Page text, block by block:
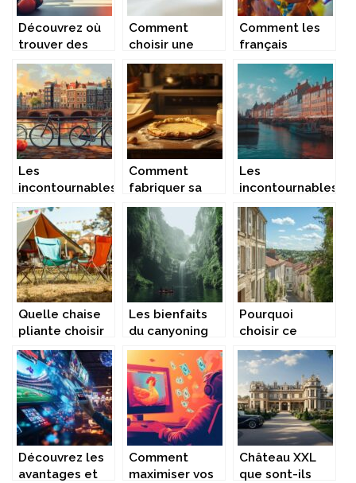
Découvrez où
trouver des
équipements
de boxe avec
une livraison
rapide
Comment
choisir une
chaîne en or
pour un
baptême :
guide pratique
Comment les
français
adorent gagner
de l’argent
grâce au
nouveau jeu de
penalty
Les
incontournables
pour découvrir
Amsterdam
lors de votre
prochaine
escapade
Comment
fabriquer sa
propre galette
des rois maison
: ingrédients et
étapes
Les
incontournables
à découvrir lors
de votre visite
à Copenhague
Quelle chaise
pliante choisir
pour le
camping ou les
festivals ?
Les bienfaits
du canyoning
pour le corps
et l’esprit
Pourquoi
choisir ce
logement à
Périgueux pour
un séjour
confortable et
pratique ?
Découvrez les
avantages et
Comment
maximiser vos
Château XXL
que sont-ils